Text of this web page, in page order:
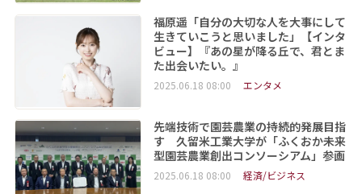
福原遥「自分の大切な人を大事にして
生きていこうと思いました」【インタ
ビュー】『あの星が降る丘で、君とま
た出会いたい。』
2025.06.18 08:00 エンタメ
先端技術で園芸農業の持続的発展目指
す 久留米工業大学が「ふくおか未来
型園芸農業創出コンソーシアム」参画
2025.06.18 08:00 経済/ビジネス